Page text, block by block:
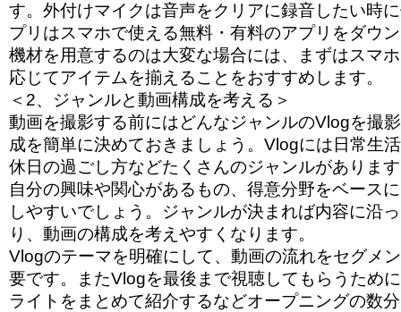
す。外付けマイクは音声をクリアに録音したい時
プリはスマホで使える無料・有料のアプリをダウ
機材を用意するのは大変な場合には、まずはスマ
応じてアイテムを揃えることをおすすめします。
＜2、ジャンルと動画構成を考える＞
動画を撮影する前にはどんなジャンルのVlogを撮
成を簡単に決めておきましょう。Vlogには日常生
休日の過ごし方などたくさんのジャンルがありま
自分の興味や関心があるもの、得意分野をベース
しやすいでしょう。ジャンルが決まれば内容に沿
り、動画の構成を考えやすくなります。
Vlogのテーマを明確にして、動画の流れをセグメ
要です。またVlogを最後まで視聴してもらうため
ライトをまとめて紹介するなどオープニングの数